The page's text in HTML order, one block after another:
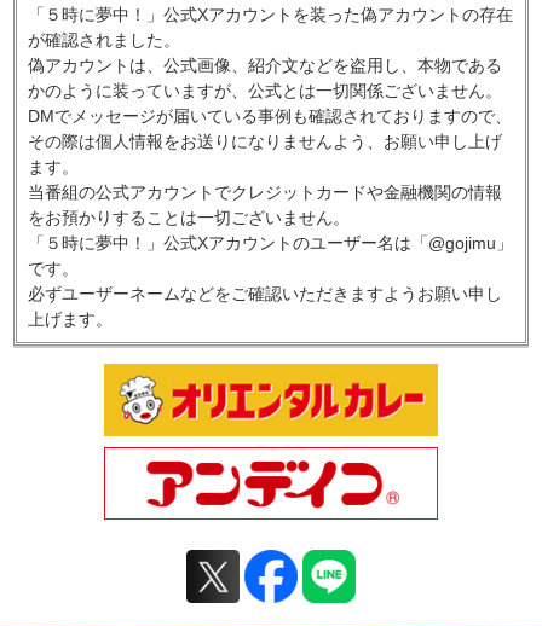
「５時に夢中！」公式Xアカウントを装った偽アカウントの存在
が確認されました。
偽アカウントは、公式画像、紹介文などを盗用し、本物である
かのように装っていますが、公式とは一切関係ございません。
DMでメッセージが届いている事例も確認されておりますので、
その際は個人情報をお送りになりませんよう、お願い申し上げ
ます。
当番組の公式アカウントでクレジットカードや金融機関の情報
をお預かりすることは一切ございません。
「５時に夢中！」公式Xアカウントのユーザー名は「@gojimu」
です。
必ずユーザーネームなどをご確認いただきますようお願い申し
上げます。